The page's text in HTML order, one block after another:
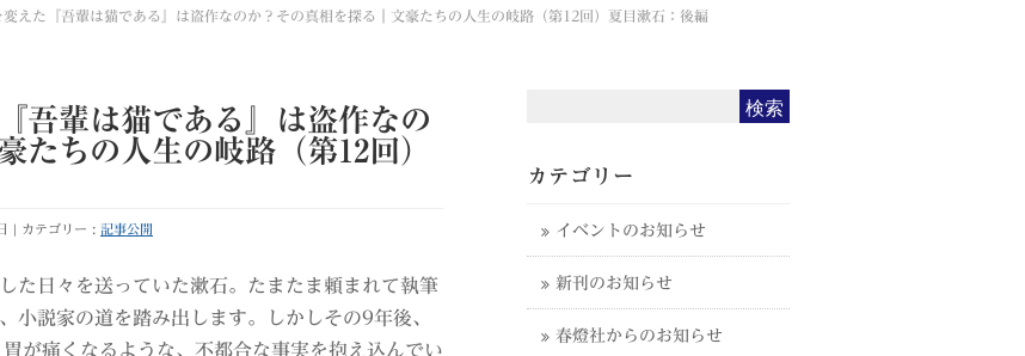
変えた『吾輩は猫である』は盗作なのか？その真相を探る｜文豪たちの人生の岐路（第12回）夏目漱石：後編
吾輩は猫である』は盗作なの
たちの人生の岐路（第12回）
カテゴリー : 記事公開
た日々を送っていた漱石。たまたま頼まれて執筆
小説家の道を踏み出します。しかしその9年後、
が痛くなるような、不都合な事実を抱え込んでい
カテゴリー
イベントのお知らせ
新刊のお知らせ
春燈社からのお知らせ